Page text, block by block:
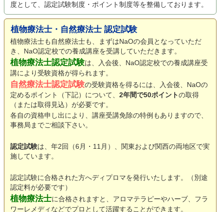
度として、認定試験制度・ポイント制度等を整備しております。
植物療法士・自然療法士 認定試験
植物療法士も自然療法士も、まずはNaOの会員となっていただ
き、NaO認定校での養成講座を受講していただきます。
植物療法士認定試験は、入会後、NaO認定校での養成講座受
講により受験資格が得られます。
自然療法士認定試験の受験資格を得るには、入会後、NaOの
定めるポイント（下記）について、 2年間で50ポイントの取得
（または取得見込）が必要です。
各自の資格申し出により、講座受講免除の特例もありますので、
事務局までご相談下さい。
認定試験は、年2回（6月・11月）、関東および関西の両地区で実
施しています。
認定試験に合格された方へディプロマを発行いたします。（別途
認定料が必要です）
植物療法士に合格されますと、アロマテラピーやハーブ、フラ
ワーレメディなどでプロとして活躍することができます。